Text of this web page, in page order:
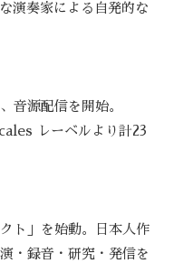
演奏家による自発的な
音源配信を開始。
レーベルより計23
ト」を始動。日本人作
・録音・研究・発信を